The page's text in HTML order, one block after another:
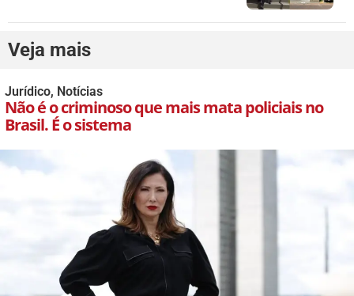
Veja mais
Jurídico, Notícias
Não é o criminoso que mais mata policiais no
Brasil. É o sistema